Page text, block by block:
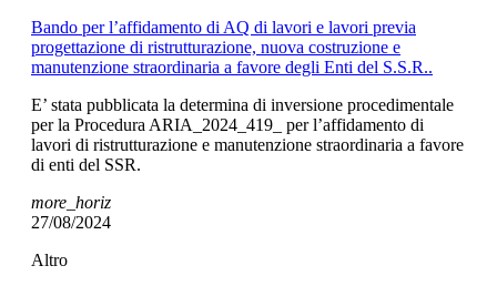
Bando per l’affidamento di AQ di lavori e lavori previa
progettazione di ristrutturazione, nuova costruzione e
manutenzione straordinaria a favore degli Enti del S.S.R..
E’ stata pubblicata la determina di inversione procedimentale
per la Procedura ARIA_2024_419_ per l’affidamento di
lavori di ristrutturazione e manutenzione straordinaria a favore
di enti del SSR.
more_horiz
27/08/2024
Altro